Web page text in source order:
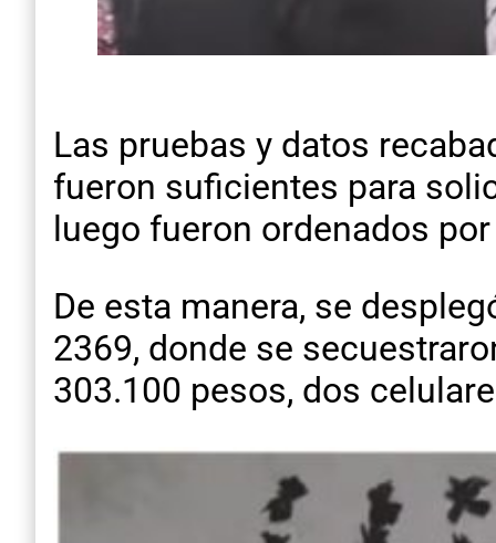
Las pruebas y datos
fueron suficientes para
luego fueron ordenados
De esta manera, se
2369, donde se
303.100 pesos, dos